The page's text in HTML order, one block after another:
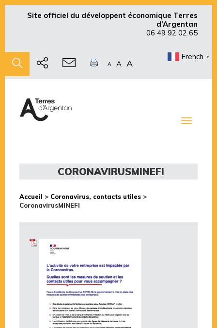
Site officiel du développent économique Terres
d’Argentan
06 49 92 02 65
A A A
French ▼
Toggle
CORONAVIRUSMINEFI
Accueil > Coronavirus, contacts utiles >
CoronavirusMINEFI